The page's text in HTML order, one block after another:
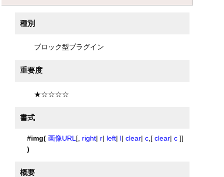
種別
ブロック型プラグイン
重要度
★☆☆☆☆
書式
#img( 画像URL [, right| r| left| l| clear| c,[ clear| c]]
)
概要